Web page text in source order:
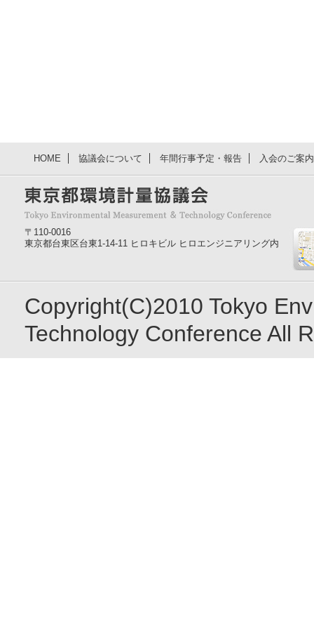
HOME 協議会について 年間行事予定・報告 入会のご案
〒110-0016
東京都台東区台東1-14-11 ヒロキビル ヒロエンジニアリング内
Copyright(C)2010 Tokyo
Technology Conference All